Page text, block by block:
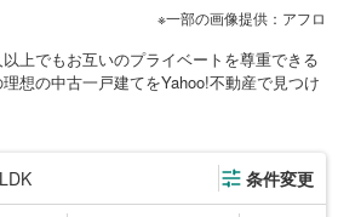
一部の画像提供：アフロ
上でもお互いのプライベートを尊重できる
想の中古一戸建てをYahoo!不動産で見つけ
条件変更